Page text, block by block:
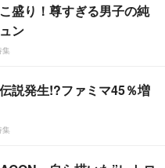
盛り！尊すぎる男子の純
ン
集
説発生!?ファミマ45％増
集